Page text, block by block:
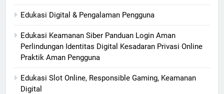
Edukasi Digital & Pengalaman Pengguna
Edukasi Keamanan Siber Panduan Login Aman
Perlindungan Identitas Digital Kesadaran Privasi Online
Praktik Aman Pengguna
Edukasi Slot Online, Responsible Gaming, Keamanan
Digital